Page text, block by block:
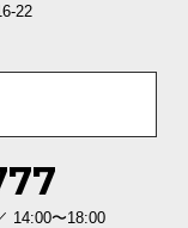
22
14:00〜18:00